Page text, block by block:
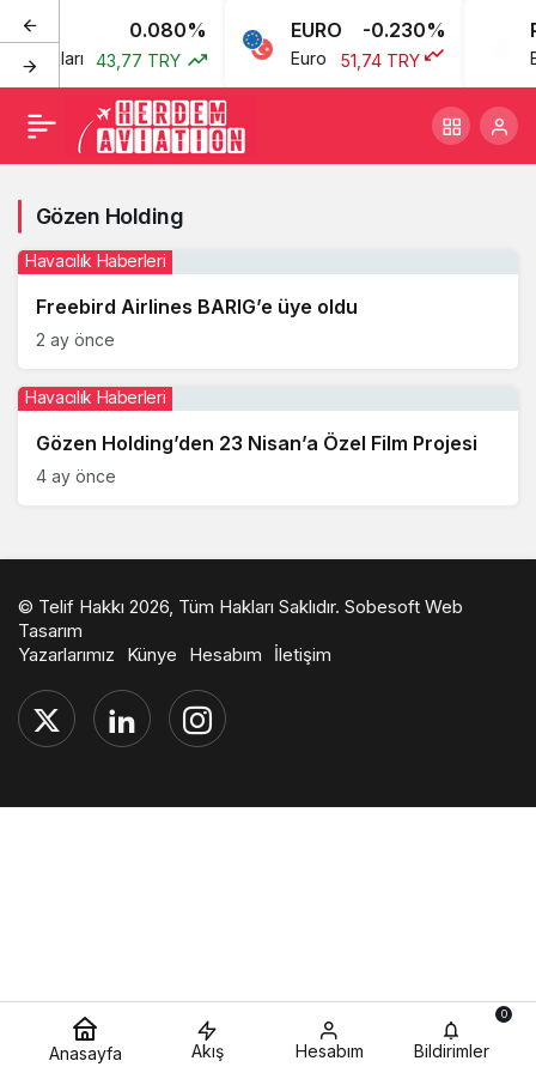
0.080%
Doları 43,77 TRY
EURO -0.230%
Euro 51,74 TRY
Gözen Holding
Freebird Airlines BARIG’e üye oldu
Havacılık Haberleri
2 ay önce
Gözen Holding’den 23 Nisan’a Özel Film Projesi
Havacılık Haberleri
4 ay önce
© Telif Hakkı 2026, Tüm Hakları Saklıdır. Sobesoft Web
Tasarım
Yazarlarımız
Künye Hesabım İletişim
Anasayfa Akış Hesabım Bildirimler
0